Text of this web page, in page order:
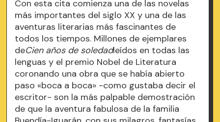
Con esta cita comienza una de las novelas
más importantes del siglo XX y una de las
aventuras literarias más fascinantes de
todos los tiempos. Millones de ejemplares
deCien años de soledadleídos en todas las
lenguas y el premio Nobel de Literatura
coronando una obra que se había abierto
paso «boca a boca» -como gustaba decir el
escritor- son la más palpable demostración
de que la aventura fabulosa de la familia